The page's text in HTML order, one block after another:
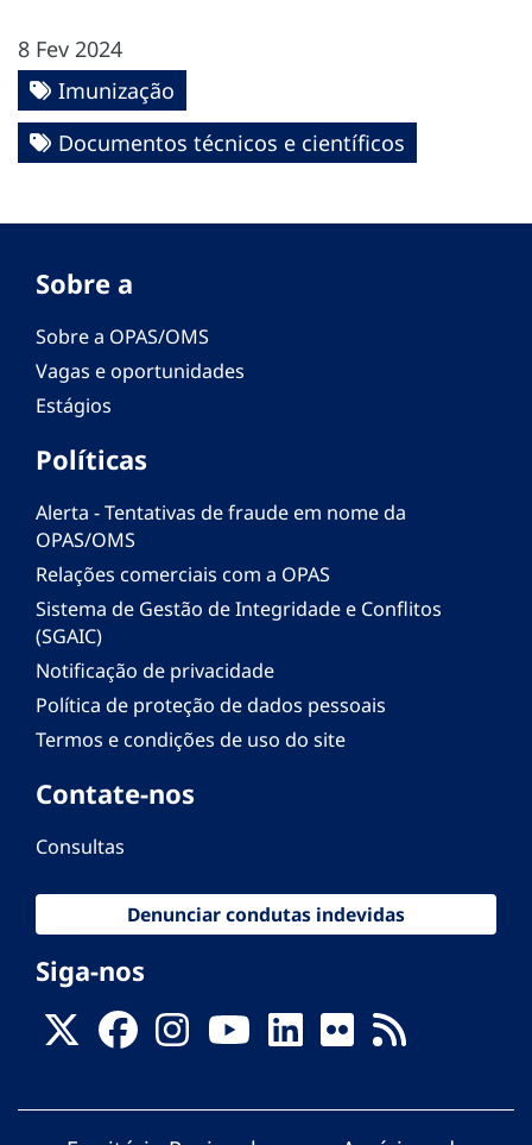
8 Fev 2024
Imunização
Documentos técnicos e científicos
Sobre a
Sobre a OPAS/OMS
Vagas e oportunidades
Estágios
Políticas
Alerta - Tentativas de fraude em nome da
OPAS/OMS
Relações comerciais com a OPAS
Sistema de Gestão de Integridade e Conflitos
(SGAIC)
Notificação de privacidade
Política de proteção de dados pessoais
Termos e condições de uso do site
Contate-nos
Consultas
Denunciar condutas indevidas
Siga-nos